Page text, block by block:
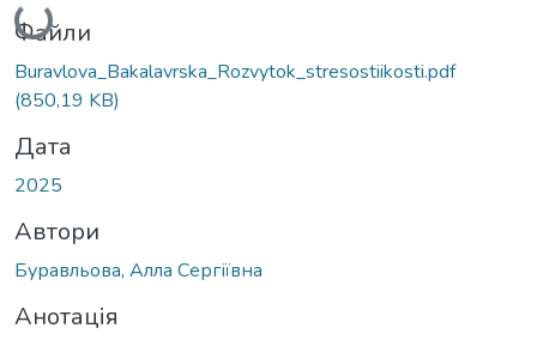
Вантажиться...
Файли
Buravlova_Bakalavrska_Rozvytok_stresostiikosti.pdf
(850,19 KB)
Дата
2025
Автори
Буравльова, Алла Сергіївна
Анотація